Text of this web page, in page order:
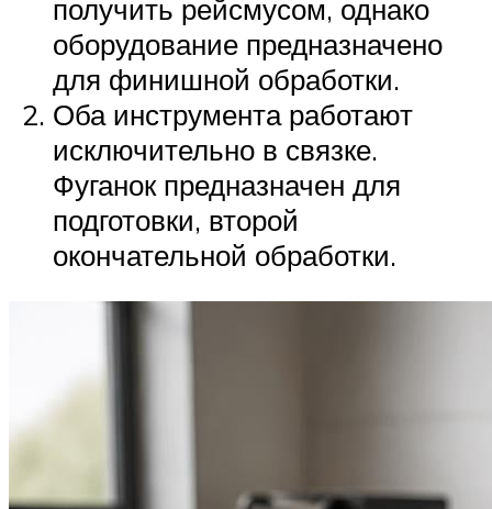
получить рейсмусом, однако
оборудование предназначено
для финишной обработки.
Оба инструмента работают
исключительно в связке.
Фуганок предназначен для
подготовки, второй
окончательной обработки.